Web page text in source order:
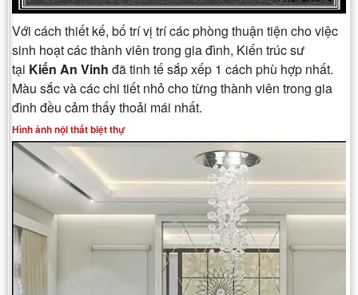
Với cách thiết kế, bố trí vị trí các phòng thuận tiện cho việc
sinh hoạt các thành viên trong gia đình, Kiến trúc sư
tại Kiến An Vinh đã tinh tế sắp xếp 1 cách phù hợp nhất.
Màu sắc và các chi tiết nhỏ cho từng thành viên trong gia
đình đều cảm thấy thoải mái nhất.
Hình ảnh nội thất biệt thự